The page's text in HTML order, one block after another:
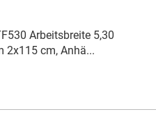
Arbeitsbreite 5,30
2x115 cm, Anhä...